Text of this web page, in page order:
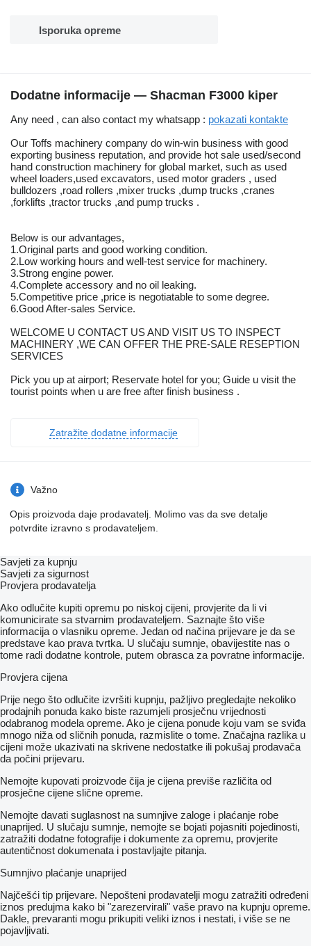
Isporuka opreme
Dodatne informacije — Shacman F3000 kiper
Any need , can also contact my whatsapp : pokazati kontakte
Our Toffs machinery company do win-win business with good
exporting business reputation, and provide hot sale used/second
hand construction machinery for global market, such as used
wheel loaders,used excavators, used motor graders , used
bulldozers ,road rollers ,mixer trucks ,dump trucks ,cranes
,forklifts ,tractor trucks ,and pump trucks .
Below is our advantages,
1.Original parts and good working condition.
2.Low working hours and well-test service for machinery.
3.Strong engine power.
4.Complete accessory and no oil leaking.
5.Competitive price ,price is negotiatable to some degree.
6.Good After-sales Service.
WELCOME U CONTACT US AND VISIT US TO INSPECT
MACHINERY ,WE CAN OFFER THE PRE-SALE RESEPTION
SERVICES
Pick you up at airport; Reservate hotel for you; Guide u visit the
tourist points when u are free after finish business .
Zatražite dodatne informacije
Važno
Opis proizvoda daje prodavatelj. Molimo vas da sve detalje
potvrdite izravno s prodavateljem.
Savjeti za kupnju
Savjeti za sigurnost
Provjera prodavatelja
Ako odlučite kupiti opremu po niskoj cijeni, provjerite da li vi
komunicirate sa stvarnim prodavateljem. Saznajte što više
informacija o vlasniku opreme. Jedan od načina prijevare je da se
predstave kao prava tvrtka. U slučaju sumnje, obavijestite nas o
tome radi dodatne kontrole, putem obrasca za povratne informacije.
Provjera cijena
Prije nego što odlučite izvršiti kupnju, pažljivo pregledajte nekoliko
prodajnih ponuda kako biste razumjeli prosječnu vrijednosti
odabranog modela opreme. Ako je cijena ponude koju vam se sviđa
mnogo niža od sličnih ponuda, razmislite o tome. Značajna razlika u
cijeni može ukazivati ​​na skrivene nedostatke ili pokušaj prodavača
da počini prijevaru.
Nemojte kupovati proizvode čija je cijena previše različita od
prosječne cijene slične opreme.
Nemojte davati suglasnost na sumnjive zaloge i plaćanje robe
unaprijed. U slučaju sumnje, nemojte se bojati pojasniti pojedinosti,
zatražiti dodatne fotografije i dokumente za opremu, provjerite
autentičnost dokumenata i postavljajte pitanja.
Sumnjivo plaćanje unaprijed
Najčešći tip prijevare. Nepošteni prodavatelji mogu zatražiti određeni
iznos predujma kako bi "zarezervirali" vaše pravo na kupnju opreme.
Dakle, prevaranti mogu prikupiti veliki iznos i nestati, i više se ne
pojavljivati.